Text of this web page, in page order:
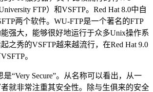
FTP）和VSFTP。Red Hat 8.0中自
两个软件。WU-FTP是一个著名的FTP
强大，能够很好地运行于众多Unix操作系
之秀的VSFTP越来越流行，在Red Hat 9.0
。
“Very Secure”。从名称可以看出，从一
就非常注重其安全性。除与生俱来的安全